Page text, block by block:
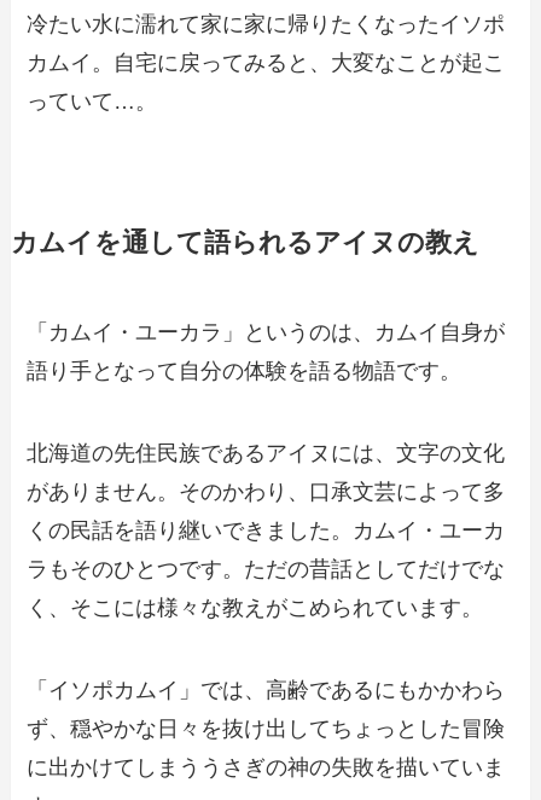
冷たい水に濡れて家に家に帰りたくなったイソポ
カムイ。自宅に戻ってみると、大変なことが起こ
っていて…。
カムイを通して語られるアイヌの教え
「カムイ・ユーカラ」というのは、カムイ自身が
語り手となって自分の体験を語る物語です。
北海道の先住民族であるアイヌには、文字の文化
がありません。そのかわり、口承文芸によって多
くの民話を語り継いできました。カムイ・ユーカ
ラもそのひとつです。ただの昔話としてだけでな
く、そこには様々な教えがこめられています。
「イソポカムイ」では、高齢であるにもかかわら
ず、穏やかな日々を抜け出してちょっとした冒険
に出かけてしまううさぎの神の失敗を描いていま